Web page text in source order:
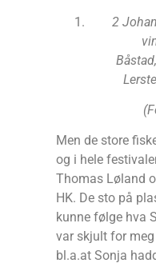
2
Båstad,
(Foto:
Men de store
og i hele
Thomas Løland
HK. De sto på
kunne følge hva
var skjult for
bl.a.at Sonja